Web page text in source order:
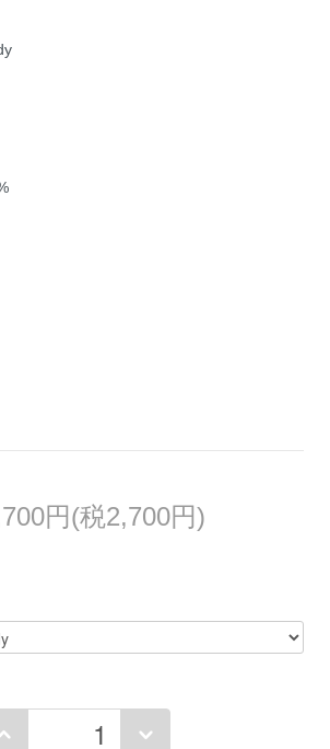
円(税2,700円)